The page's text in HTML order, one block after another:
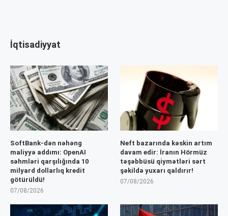
İqtisadiyyat
SoftBank-dən nəhəng
maliyyə addımı: OpenAI
səhmləri qarşılığında 10
milyard dollarlıq kredit
götürüldü!
07/08/2026
Neft bazarında kəskin artım
davam edir: İranın Hörmüz
təşəbbüsü qiymətləri sərt
şəkildə yuxarı qaldırır!
07/08/2026